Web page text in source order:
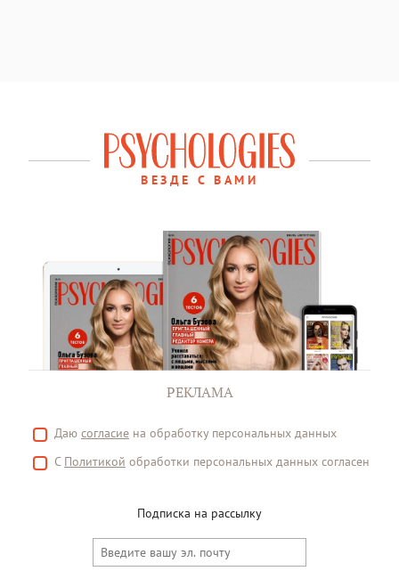
ВЕЗДЕ С ВАМИ
РЕКЛАМА
Даю согласие на обработку персональных данных
С Политикой обработки персональных данных согласен
Подписка на рассылку